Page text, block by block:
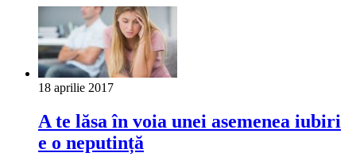
18 aprilie 2017
A te lăsa în voia unei asemenea iubiri
e o neputință